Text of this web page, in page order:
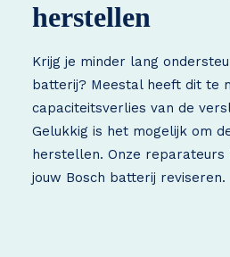
herstellen
Krijg je minder lang
batterij? Meestal heeft dit te
capaciteitsverlies van de
Gelukkig is het mogelijk om
herstellen. Onze reparateurs
jouw Bosch batterij reviseren.